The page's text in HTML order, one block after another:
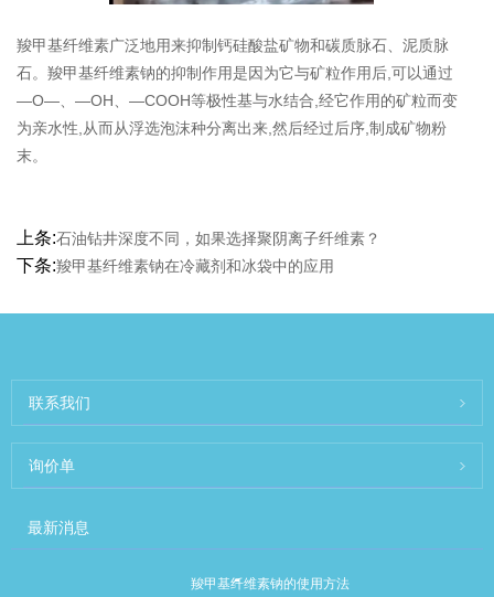
羧甲基纤维素⼴泛地⽤来抑制钙硅酸盐矿物和碳质脉⽯、泥质脉
⽯。羧甲基纤维素钠的抑制作⽤是因为它与矿粒作⽤后,可以通过
—O—、—OH、—COOH等极性基与⽔结合,经它作⽤的矿粒⽽变
为亲⽔性,从而从浮选泡沫种分离出来,然后经过后序,制成矿物粉
末。
上条:石油钻井深度不同，如果选择聚阴离子纤维素？
下条:羧甲基纤维素钠在冷藏剂和冰袋中的应用
联系我们
询价单
最新消息
羧甲基纤维素钠的使用方法